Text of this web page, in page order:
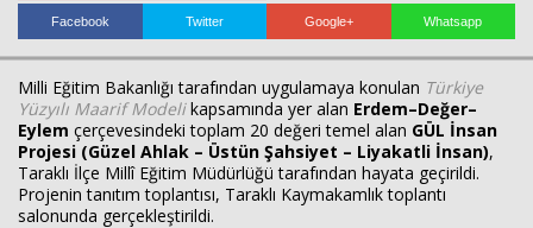
Facebook Twitter Google+ Whatsapp
Milli Eğitim Bakanlığı tarafından uygulamaya konulan Türkiye
Yüzyılı Maarif Modelikapsamında yer alan Erdem–Değer–
Eylem çerçevesindeki toplam 20 değeri temel alan GÜL İnsan
Projesi (Güzel Ahlak – Üstün Şahsiyet – Liyakatli İnsan),
Taraklı İlçe Millî Eğitim Müdürlüğü tarafından hayata geçirildi.
Projenin tanıtım toplantısı, Taraklı Kaymakamlık toplantı
salonunda gerçekleştirildi.
Haberin Doğru Adresi.